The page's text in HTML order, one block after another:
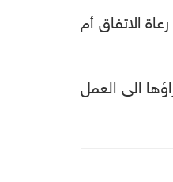
الاتفاق أم
الى العمل